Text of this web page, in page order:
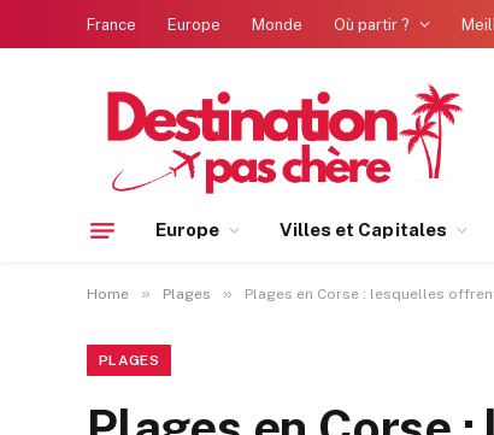
France Europe Monde Où partir ?
Europe Villes et Capitales
Home » Plages » Plages en Corse : lesquelles
PLAGES